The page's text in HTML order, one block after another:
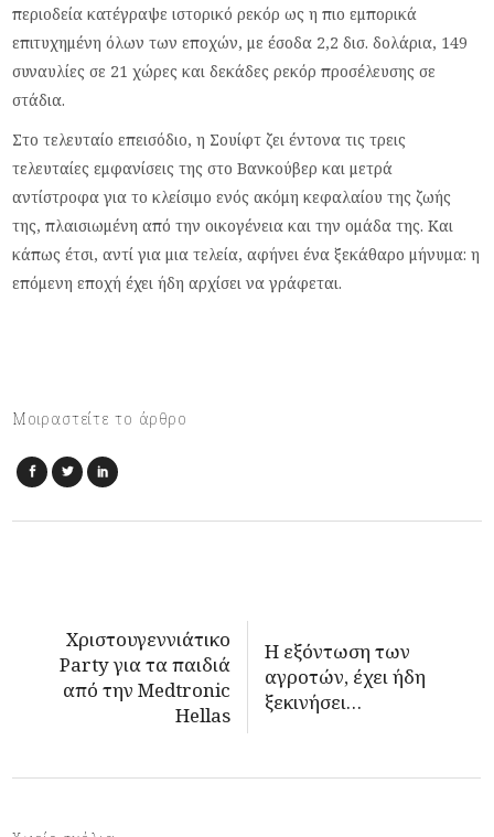
περιοδεία κατέγραψε ιστορικό ρεκόρ ως η πιο εμπορικά
επιτυχημένη όλων των εποχών, με έσοδα 2,2 δισ. δολάρια, 149
συναυλίες σε 21 χώρες και δεκάδες ρεκόρ προσέλευσης σε
στάδια.
Στο τελευταίο επεισόδιο, η Σουίφτ ζει έντονα τις τρεις
τελευταίες εμφανίσεις της στο Βανκούβερ και μετρά
αντίστροφα για το κλείσιμο ενός ακόμη κεφαλαίου της ζωής
της, πλαισιωμένη από την οικογένεια και την ομάδα της. Και
κάπως έτσι, αντί για μια τελεία, αφήνει ένα ξεκάθαρο μήνυμα: η
επόμενη εποχή έχει ήδη αρχίσει να γράφεται.
Μοιραστείτε το άρθρο
Χριστουγεννιάτικο
Party για τα παιδιά
από την Medtronic
Hellas
Η εξόντωση των
αγροτών, έχει ήδη
ξεκινήσει…